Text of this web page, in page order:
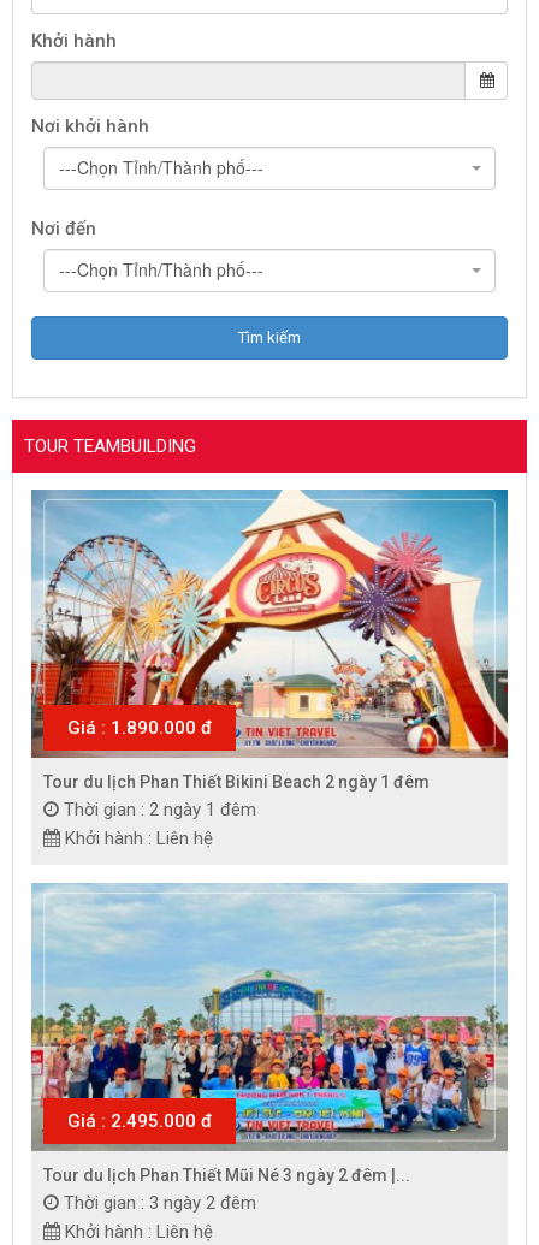
Khởi hành
Nơi khởi hành
---Chọn Tỉnh/Thành phố---
Nơi đến
---Chọn Tỉnh/Thành phố---
TOUR TEAMBUILDING
Giá : 1.890.000 đ
Tour du lịch Phan Thiết Bikini Beach 2 ngày 1 đêm
Thời gian : 2 ngày 1 đêm
Khởi hành : Liên hệ
Giá : 2.495.000 đ
Tour du lịch Phan Thiết Mũi Né 3 ngày 2 đêm |...
Thời gian : 3 ngày 2 đêm
Khởi hành : Liên hệ